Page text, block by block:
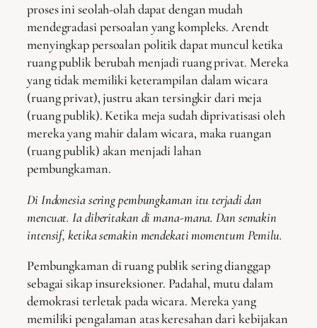
proses ini seolah-olah dapat dengan mudah
mendegradasi persoalan yang kompleks. Arendt
menyingkap persoalan politik dapat muncul ketika
ruang publik berubah menjadi ruang privat. Mereka
yang tidak memiliki keterampilan dalam wicara
(ruang privat), justru akan tersingkir dari meja
(ruang publik). Ketika meja sudah diprivatisasi oleh
mereka yang mahir dalam wicara, maka ruangan
(ruang publik) akan menjadi lahan
pembungkaman.
Di Indonesia sering pembungkaman itu terjadi dan
mencuat. Ia diberitakan di mana-mana. Dan semakin
intensif, ketika semakin mendekati momentum Pemilu.
Pembungkaman di ruang publik sering dianggap
sebagai sikap insureksioner. Padahal, mutu dalam
demokrasi terletak pada wicara. Mereka yang
memiliki pengalaman atas keresahan dari kebijakan